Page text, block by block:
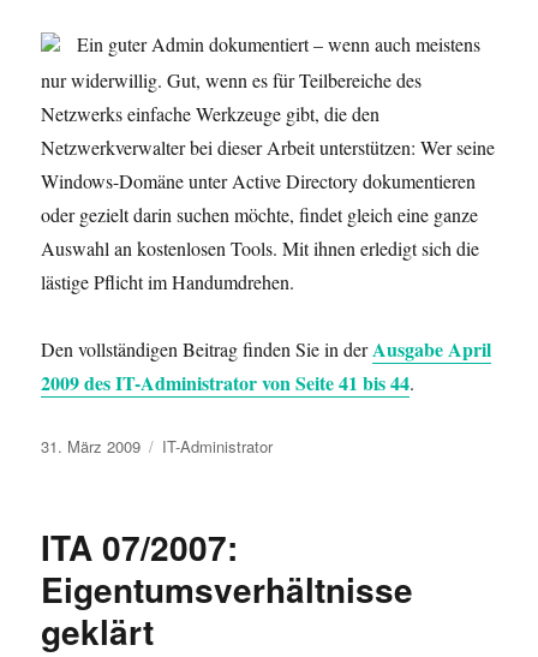
Ein guter Admin dokumentiert – wenn auch meistens
nur widerwillig. Gut, wenn es für Teilbereiche des
Netzwerks einfache Werkzeuge gibt, die den
Netzwerkverwalter bei dieser Arbeit unterstützen: Wer seine
Windows-Domäne unter Active Directory dokumentieren
oder gezielt darin suchen möchte, findet gleich eine ganze
Auswahl an kostenlosen Tools. Mit ihnen erledigt sich die
lästige Pflicht im Handumdrehen.
Den vollständigen Beitrag finden Sie in derAusgabe April
2009 des IT-Administrator von Seite 41 bis 44.
Veröffentlicht
31. März 2009 Kategorien
IT-Administrator
ITA 07/2007:
Eigentumsverhältnisse
geklärt